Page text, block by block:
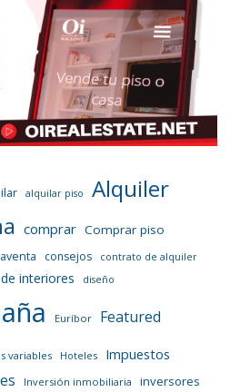
alquilar piso Alquiler
comprar Comprar piso
consejos contrato de alquiler
interiores diseño
Euríbor Featured
variables Hoteles
Impuestos
Inversión inmobiliaria inversores